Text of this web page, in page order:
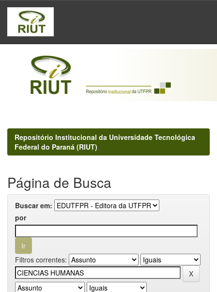
Skip
navigation
Repositório Institucional da Universidade Tecnológica
Federal do Paraná (RIUT)
Página de Busca
Buscar em:
por
Filtros correntes: